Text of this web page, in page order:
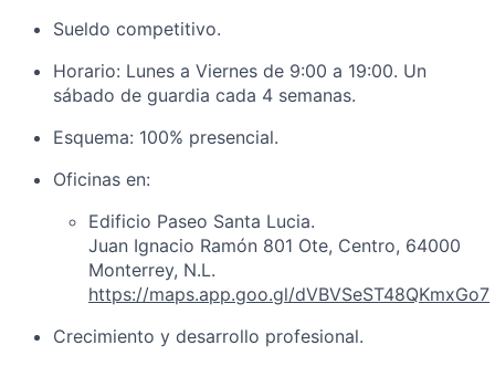
Sueldo competitivo.
Horario: Lunes a Viernes de 9:00 a 19:00. Un
sábado de guardia cada 4 semanas.
Esquema: 100% presencial.
Oficinas en:
Edificio Paseo Santa Lucia.
Juan Ignacio Ramón 801 Ote, Centro, 64000
Monterrey, N.L.
https://maps.app.goo.gl/dVBVSeST48QKmxGo7
Crecimiento y desarrollo profesional.